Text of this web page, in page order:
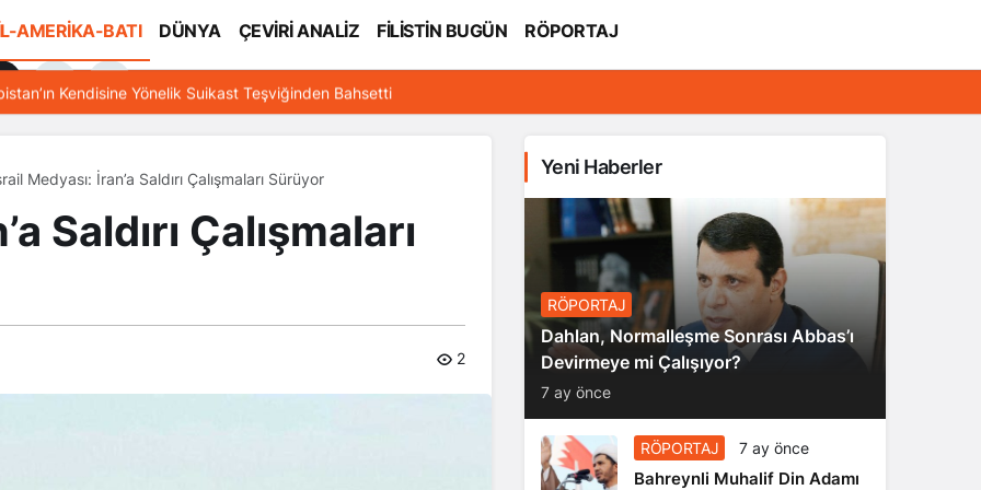
AMERİKA-BATI DÜNYA ÇEVİRİ ANALİZ FİLİSTİN BUGÜN RÖPORTAJ
Kendisine Yönelik Suikast Teşviğinden Bahsetti
Medyası: İran’a Saldırı Çalışmaları Sürüyor
Saldırı Çalışmaları
2
Yeni Haberler
RÖPORTAJ
Dahlan, Normalleşme Sonrası Abbas’ı
Devirmeye mi Çalışıyor?
7 ay önce
RÖPORTAJ 7 ay önce
Bahreynli Muhalif Din Adamı